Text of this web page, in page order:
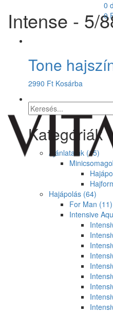
0
0
Intense - 5/
Tone
2990 Ft Kosárba
Kategóriák
Ajánlataink (15)
Hajápolás (64)
For Man (11)
Intensive